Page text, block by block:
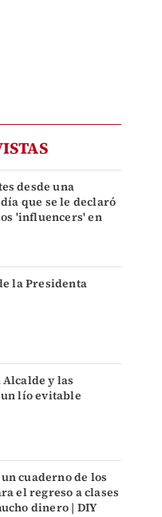
desde una
que se le declaró
'influencers' en
la Presidenta
y las
lío evitable
cuaderno de los
el regreso a clases
dinero | DIY